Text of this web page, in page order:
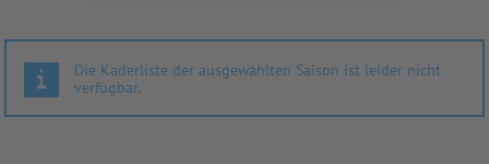
Die Kaderliste der ausgewählten Saison ist leider nicht
verfügbar.